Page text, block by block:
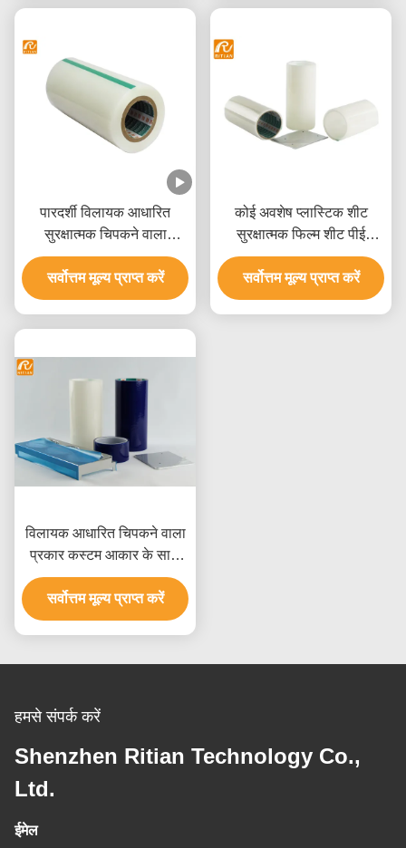
पारदर्शी विलायक आधारित
सुरक्षात्मक चिपकने वाला
प्लास्टिक फिल्म हीट प्रतिरोधी
सर्वोत्तम मूल्य प्राप्त करें
कोई अवशेष प्लास्टिक शीट
सुरक्षात्मक फिल्म शीट पीई
सामग्री एसजीएस प्रमाणित
सर्वोत्तम मूल्य प्राप्त करें
विलायक आधारित चिपकने वाला
प्रकार कस्टम आकार के साथ
पॉलीइथिलीन प्लास्टिक शीट
सुरक्षात्मक फिल्म
सर्वोत्तम मूल्य प्राप्त करें
हमसे संपर्क करें
Shenzhen Ritian Technology Co.,
Ltd.
ईमेल